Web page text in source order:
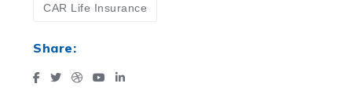
CAR Life Insurance
Share: